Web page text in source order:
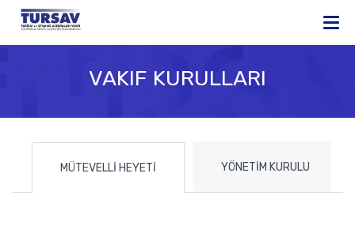
VAKIF KURULLARI
MÜTEVELLİ HEYETİ YÖNETİM KURULU